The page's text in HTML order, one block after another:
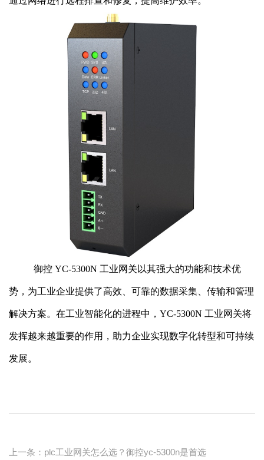
御控 YC-5300N 工业网关以其强大的功能和技术优
势，为工业企业提供了高效、可靠的数据采集、传输和管理
解决方案。在工业智能化的进程中，YC-5300N 工业网关将
发挥越来越重要的作用，助力企业实现数字化转型和可持续
发展。
上一条：plc工业网关怎么选？御控yc-5300n是首选